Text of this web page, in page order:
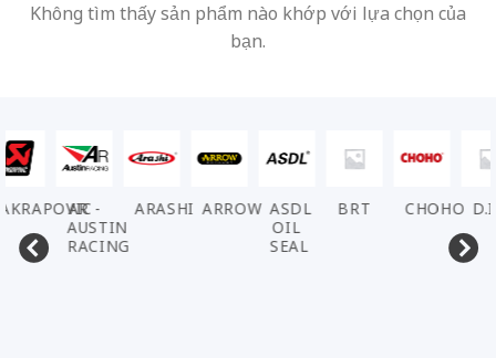
Không tìm thấy sản phẩm nào khớp với lựa chọn của
bạn.
AR -
AUSTIN
RACING
ARASHI ARROW ASDL
OIL
SEAL
BRT CHOHO